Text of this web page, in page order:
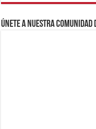
Únete a nuestra comunidad